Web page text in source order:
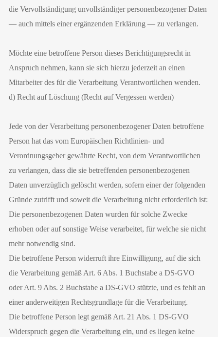
die Vervollständigung unvollständiger personenbezogener Daten
— auch mittels einer ergänzenden Erklärung — zu verlangen.
Möchte eine betroffene Person dieses Berichtigungsrecht in
Anspruch nehmen, kann sie sich hierzu jederzeit an einen
Mitarbeiter des für die Verarbeitung Verantwortlichen wenden.
d) Recht auf Löschung (Recht auf Vergessen werden)
Jede von der Verarbeitung personenbezogener Daten betroffene
Person hat das vom Europäischen Richtlinien- und
Verordnungsgeber gewährte Recht, von dem Verantwortlichen
zu verlangen, dass die sie betreffenden personenbezogenen
Daten unverzüglich gelöscht werden, sofern einer der folgenden
Gründe zutrifft und soweit die Verarbeitung nicht erforderlich ist:
Die personenbezogenen Daten wurden für solche Zwecke
erhoben oder auf sonstige Weise verarbeitet, für welche sie nicht
mehr notwendig sind.
Die betroffene Person widerruft ihre Einwilligung, auf die sich
die Verarbeitung gemäß Art. 6 Abs. 1 Buchstabe a DS-GVO
oder Art. 9 Abs. 2 Buchstabe a DS-GVO stützte, und es fehlt an
einer anderweitigen Rechtsgrundlage für die Verarbeitung.
Die betroffene Person legt gemäß Art. 21 Abs. 1 DS-GVO
Widerspruch gegen die Verarbeitung ein, und es liegen keine